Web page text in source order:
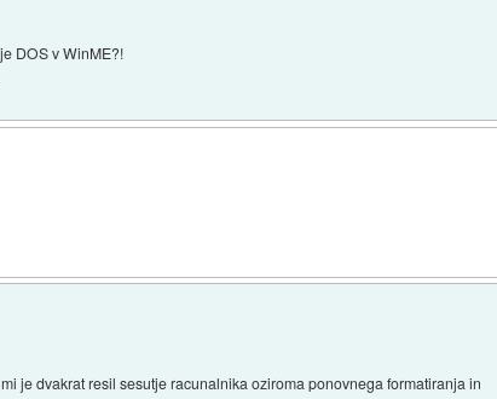
DOS v WinME?!
je dvakrat resil sesutje racunalnika oziroma ponovnega formatiranja in